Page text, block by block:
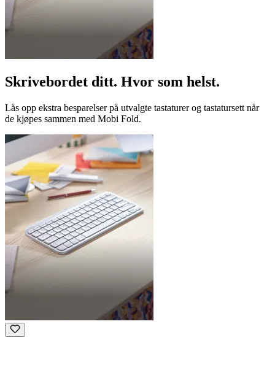
Skrivebordet ditt. Hvor som helst.
Lås opp ekstra besparelser på utvalgte tastaturer og tastatursett når
de kjøpes sammen med Mobi Fold.